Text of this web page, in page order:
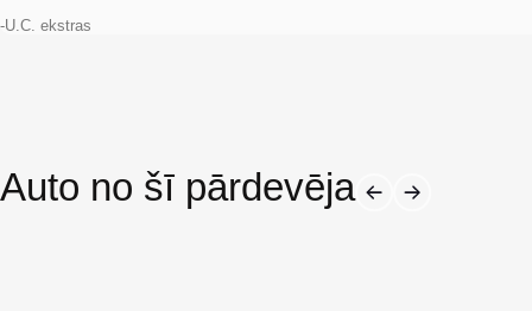
-U.C. ekstras
Auto no šī pārdevēja